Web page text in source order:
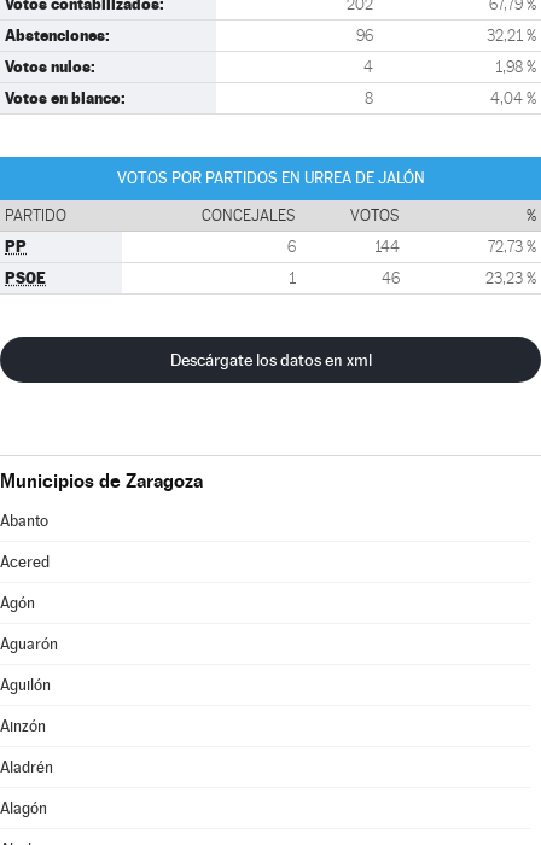
202 67,79 %
Abstenciones: 96 32,21 %
Votos nulos: 4 1,98 %
Votos en blanco: 8 4,04 %
VOTOS POR PARTIDOS EN URREA DE JALÓN
PARTIDO CONCEJALES VOTOS %
PP 6 144 72,73 %
PSOE 1 46 23,23 %
Descárgate los datos en xml
Municipios de Zaragoza
Abanto
Acered
Agón
Aguarón
Aguilón
Ainzón
Aladrén
Alagón